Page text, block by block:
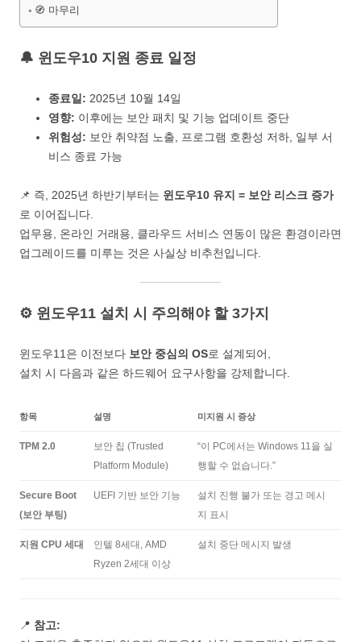
🧭 마무리
🔔 윈도우10 지원 종료 일정
종료일: 2025년 10월 14일
영향: 이후에는 보안 패치 및 기능 업데이트 중단
위험성: 보안 취약점 노출, 프로그램 호환성 저하, 일부 서
비스 종료 가능
📌 즉, 2025년 하반기부터는 윈도우10 유지 = 보안 리스크 증가
로 이어집니다.
업무용, 온라인 거래용, 클라우드 서비스 연동이 많은 환경이라면
업그레이드를 미루는 것은 사실상 비추천입니다.
⚙️ 윈도우11 설치 시 주의해야 할 3가지
윈도우11은 이전보다 보안 중심의 OS로 설계되어,
설치 시 다음과 같은 하드웨어 요구사항을 강제합니다.
항목 설명 미지원 시 증상
TPM 2.0
보안 칩 (Trusted
Platform Module)
“이 PC에서는 Windows 11을 실
행할 수 없습니다.”
Secure Boot
(보안 부팅)
UEFI 기반 보안 기능
설치 진행 불가 또는 경고 메시
지 표시
지원 CPU 세대
인텔 8세대, AMD
Ryzen 2세대 이상
설치 중단 메시지 발생
📍 참고: